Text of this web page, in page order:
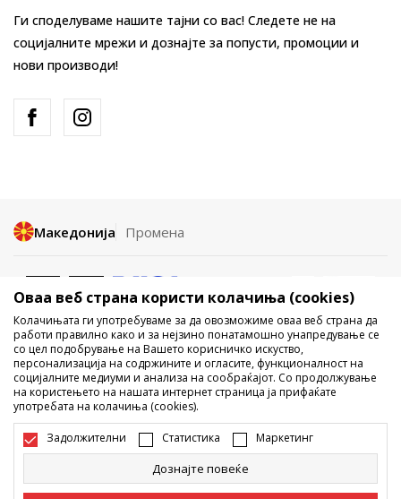
Ги споделуваме нашите тајни со вас! Следете не на
социјалните мрежи и дознајте за попусти, промоции и
нови производи!
Македонија Промена
Не е дозволено превземање или користење на содржината од
интернет страните на Sport Vision, делумно или целосно a се
однесува на логоа, трговски марки, комерцијални содржини, ниту
истите да се отстапуваат на трети лица, јавно да се објавуваат или да
се користат за било какви цели, без писмена согласност од БДС.МК
ДООЕЛ.
Настојуваме да бидеме што попрецизни во описот на производот,
фотографијата и самата цена, но не можеме да гарантираме дака
сите информации се комплетни и без грешка. Сите прикажани
Оваа веб страна користи колачиња (cookies)
Колачињата ги употребуваме за да овозможиме оваа веб страна да
работи правилно како и за нејзино понатамошно унапредување се
со цел подобрување на Вашето корисничко искуство,
персонализација на содржините и огласите, функционалност на
социјалните медиуми и анализа на сообраќајот. Со продолжување
на користењето на нашата интернет страница ја прифаќате
употребата на колачиња (cookies).
Задолжителни Статистика Маркетинг
Дознајте повеќе